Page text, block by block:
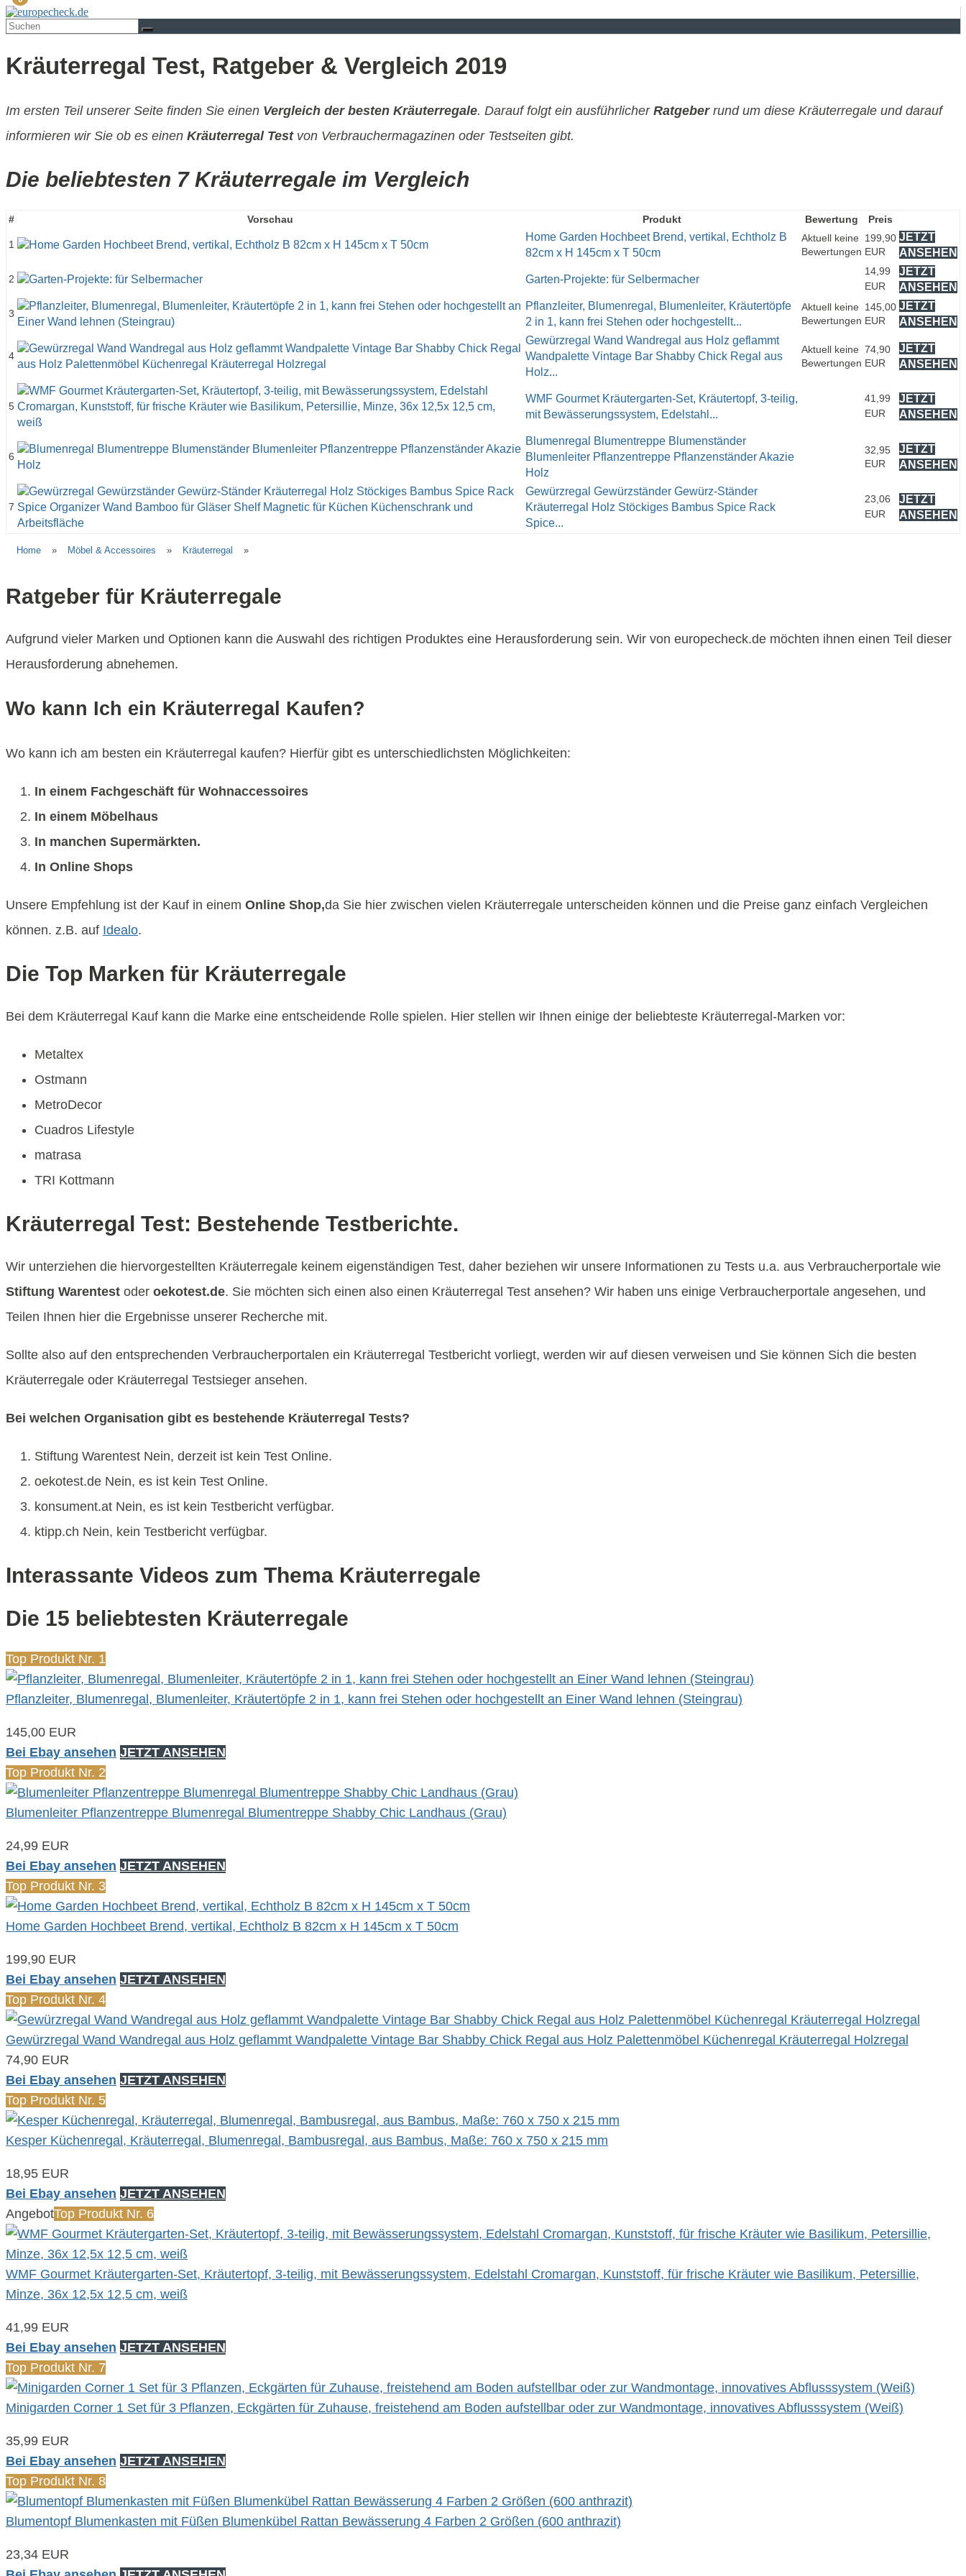
Kräuterregal Test, Ratgeber & Vergleich 2019
Im ersten Teil unserer Seite finden Sie einen Vergleich der besten Kräuterregale. Darauf folgt ein ausführlicher Ratgeberrund um diese Kräuterregale und darauf
informieren wir Sie ob es einen Kräuterregal Testvon Verbrauchermagazinen oder Testseiten gibt.
Die beliebtesten 7 Kräuterregale im Vergleich
# Vorschau Produkt Bewertung Preis
1
Home Garden Hochbeet Brend, vertikal, Echtholz B
82cm x H 145cm x T 50cm
Aktuell keine
Bewertungen
199,90
EUR
JETZT
ANSEHEN
2 Garten-Projekte: für Selbermacher
14,99
EUR
JETZT
ANSEHEN
3
Pflanzleiter, Blumenregal, Blumenleiter, Kräutertöpfe
2 in 1, kann frei Stehen oder hochgestellt...
Aktuell keine
Bewertungen
145,00
EUR
JETZT
ANSEHEN
4
Gewürzregal Wand Wandregal aus Holz geflammt
Wandpalette Vintage Bar Shabby Chick Regal aus
Holz...
Aktuell keine
Bewertungen
74,90
EUR
JETZT
ANSEHEN
5
WMF Gourmet Kräutergarten-Set, Kräutertopf, 3-teilig,
mit Bewässerungssystem, Edelstahl...
41,99
EUR
JETZT
ANSEHEN
6
Blumenregal Blumentreppe Blumenständer
Blumenleiter Pflanzentreppe Pflanzenständer Akazie
Holz
32,95
EUR
JETZT
ANSEHEN
7
Gewürzregal Gewürzständer Gewürz-Ständer
Kräuterregal Holz Stöckiges Bambus Spice Rack
Spice...
23,06
EUR
JETZT
ANSEHEN
Home » Möbel & Accessoires » Kräuterregal »
Ratgeber für Kräuterregale
Aufgrund vieler Marken und Optionen kann die Auswahl des richtigen Produktes eine Herausforderung sein. Wir von europecheck.de möchten ihnen einen Teil dieser
Herausforderung abnehemen.
Wo kann Ich ein Kräuterregal Kaufen?
Wo kann ich am besten ein Kräuterregal kaufen? Hierfür gibt es unterschiedlichsten Möglichkeiten:
In einem Fachgeschäft für Wohnaccessoires
In einem Möbelhaus
In manchen Supermärkten.
In Online Shops
Unsere Empfehlung ist der Kauf in einem Online Shop,da Sie hier zwischen vielen Kräuterregale unterscheiden können und die Preise ganz einfach Vergleichen
können. z.B. auf Idealo.
Die Top Marken für Kräuterregale
Bei dem Kräuterregal Kauf kann die Marke eine entscheidende Rolle spielen. Hier stellen wir Ihnen einige der beliebteste Kräuterregal-Marken vor:
Metaltex
Ostmann
MetroDecor
Cuadros Lifestyle
matrasa
TRI Kottmann
Kräuterregal Test: Bestehende Testberichte.
Wir unterziehen die hiervorgestellten Kräuterregale keinem eigenständigen Test, daher beziehen wir unsere Informationen zu Tests u.a. aus Verbraucherportale wie
Stiftung Warentest oder oekotest.de. Sie möchten sich einen also einen Kräuterregal Test ansehen? Wir haben uns einige Verbraucherportale angesehen, und
Teilen Ihnen hier die Ergebnisse unserer Recherche mit.
Sollte also auf den entsprechenden Verbraucherportalen ein Kräuterregal Testbericht vorliegt, werden wir auf diesen verweisen und Sie können Sich die besten
Kräuterregale oder Kräuterregal Testsieger ansehen.
Bei welchen Organisation gibt es bestehende Kräuterregal Tests?
Stiftung Warentest Nein, derzeit ist kein Test Online.
oekotest.de Nein, es ist kein Test Online.
konsument.at Nein, es ist kein Testbericht verfügbar.
ktipp.ch Nein, kein Testbericht verfügbar.
Interassante Videos zum Thema Kräuterregale
Die 15 beliebtesten Kräuterregale
Top Produkt Nr. 1
Pflanzleiter, Blumenregal, Blumenleiter, Kräutertöpfe 2 in 1, kann frei Stehen oder hochgestellt an Einer Wand lehnen (Steingrau)
145,00 EUR
Bei Ebay ansehen JETZT ANSEHEN
Top Produkt Nr. 2
Blumenleiter Pflanzentreppe Blumenregal Blumentreppe Shabby Chic Landhaus (Grau)
24,99 EUR
Bei Ebay ansehen JETZT ANSEHEN
Top Produkt Nr. 3
Home Garden Hochbeet Brend, vertikal, Echtholz B 82cm x H 145cm x T 50cm
199,90 EUR
Bei Ebay ansehen JETZT ANSEHEN
Top Produkt Nr. 4
Gewürzregal Wand Wandregal aus Holz geflammt Wandpalette Vintage Bar Shabby Chick Regal aus Holz Palettenmöbel Küchenregal Kräuterregal Holzregal
74,90 EUR
Bei Ebay ansehen JETZT ANSEHEN
Top Produkt Nr. 5
Kesper Küchenregal, Kräuterregal, Blumenregal, Bambusregal, aus Bambus, Maße: 760 x 750 x 215 mm
18,95 EUR
Bei Ebay ansehen JETZT ANSEHEN
AngebotTop Produkt Nr. 6
WMF Gourmet Kräutergarten-Set, Kräutertopf, 3-teilig, mit Bewässerungssystem, Edelstahl Cromargan, Kunststoff, für frische Kräuter wie Basilikum, Petersillie,
Minze, 36x 12,5x 12,5 cm, weiß
41,99 EUR
Bei Ebay ansehen JETZT ANSEHEN
Top Produkt Nr. 7
Minigarden Corner 1 Set für 3 Pflanzen, Eckgärten für Zuhause, freistehend am Boden aufstellbar oder zur Wandmontage, innovatives Abflusssystem (Weiß)
35,99 EUR
Bei Ebay ansehen JETZT ANSEHEN
Top Produkt Nr. 8
Blumentopf Blumenkasten mit Füßen Blumenkübel Rattan Bewässerung 4 Farben 2 Größen (600 anthrazit)
23,34 EUR